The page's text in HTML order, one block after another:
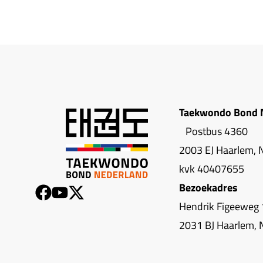
Taekwondo Bond
Postbus 4360
2003 EJ Haarlem,
kvk 40407655
Bezoekadres
Hendrik Figeeweg
2031 BJ Haarlem,